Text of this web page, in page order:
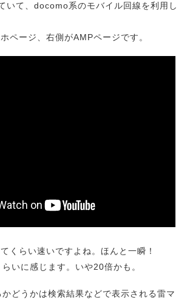
いて、docomo系のモバイル回線を利用し
ページ、右側がAMPページです。
くらい速いですよね。ほんと一瞬！
いに感じます。いや20倍かも。
どうかは検索結果などで表示される雷マ